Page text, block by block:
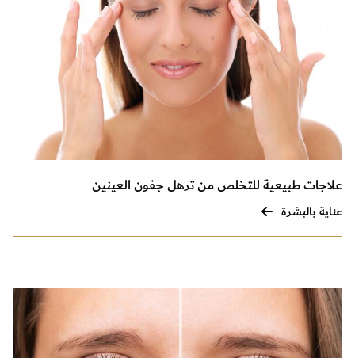
علاجات طبيعية للتخلص من ترهل جفون العينين
عناية بالبشرة